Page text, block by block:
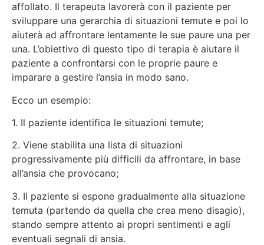
affollato. Il terapeuta lavorerà con il paziente per
sviluppare una gerarchia di situazioni temute e poi lo
aiuterà ad affrontare lentamente le sue paure una per
una. L’obiettivo di questo tipo di terapia è aiutare il
paziente a confrontarsi con le proprie paure e
imparare a gestire l’ansia in modo sano.
Ecco un esempio:
1. Il paziente identifica le situazioni temute;
2. Viene stabilita una lista di situazioni
progressivamente più difficili da affrontare, in base
all’ansia che provocano;
3. Il paziente si espone gradualmente alla situazione
temuta (partendo da quella che crea meno disagio),
stando sempre attento ai propri sentimenti e agli
eventuali segnali di ansia.